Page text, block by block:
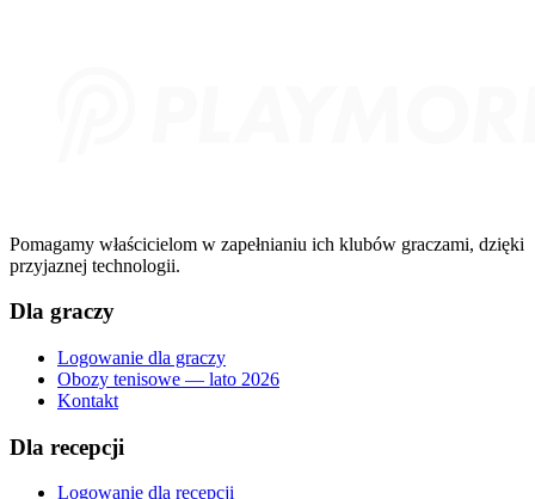
Pomagamy właścicielom w zapełnianiu ich klubów graczami, dzięki
przyjaznej technologii.
Dla graczy
Logowanie dla graczy
Obozy tenisowe — lato 2026
Kontakt
Dla recepcji
Logowanie dla recepcji